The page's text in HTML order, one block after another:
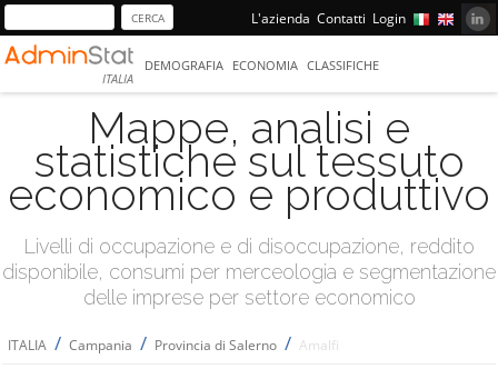
L'azienda Contatti Login
ITALIA
DEMOGRAFIA ECONOMIA CLASSIFICHE
Mappe, analisi e
statistiche sul tessuto
economico e produttivo
Livelli di occupazione e di disoccupazione, reddito
disponibile, consumi per merceologia e segmentazione
delle imprese per settore economico
ITALIA / Campania / Provincia di Salerno / Amalfi